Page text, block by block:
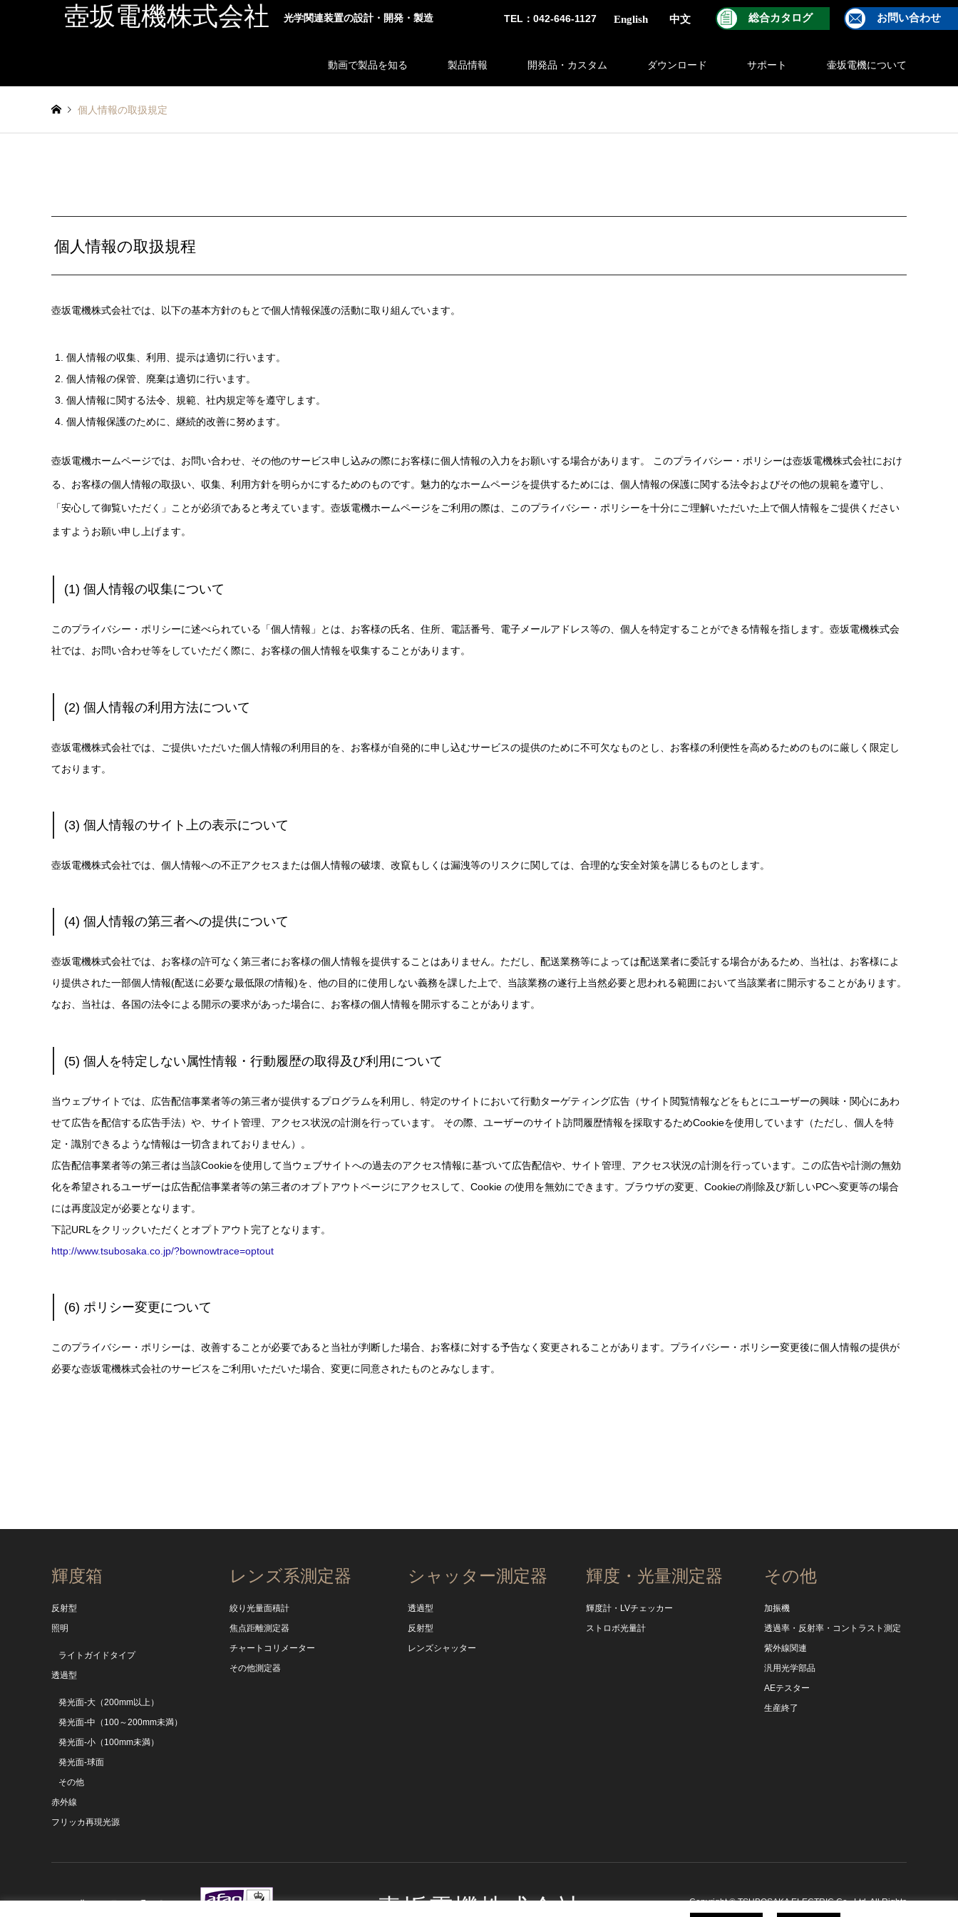
壺坂電機株式会社 光学関連装置の設計・開発・製造 TEL：042-646-1127 English 中文 総合カタログ お問い合わせ
動画で製品を知る 製品情報 開発品・カスタム ダウンロード サポート 壷坂電機について
個人情報の取扱規定
個人情報の取扱規程
壺坂電機株式会社では、以下の基本方針のもとで個人情報保護の活動に取り組んでいます。
個人情報の収集、利用、提示は適切に行います。
個人情報の保管、廃棄は適切に行います。
個人情報に関する法令、規範、社内規定等を遵守します。
個人情報保護のために、継続的改善に努めます。
壺坂電機ホームページでは、お問い合わせ、その他のサービス申し込みの際にお客様に個人情報の入力をお願いする場合があります。 このプライバシー・ポリシーは壺坂電機株式会社におけ
る、お客様の個人情報の取扱い、収集、利用方針を明らかにするためのものです。魅力的なホームページを提供するためには、個人情報の保護に関する法令およびその他の規範を遵守し、
「安心して御覧いただく」ことが必須であると考えています。壺坂電機ホームページをご利用の際は、このプライバシー・ポリシーを十分にご理解いただいた上で個人情報をご提供ください
ますようお願い申し上げます。
(1) 個人情報の収集について
このプライバシー・ポリシーに述べられている「個人情報」とは、お客様の氏名、住所、電話番号、電子メールアドレス等の、個人を特定することができる情報を指します。壺坂電機株式会
社では、お問い合わせ等をしていただく際に、お客様の個人情報を収集することがあります。
(2) 個人情報の利用方法について
壺坂電機株式会社では、ご提供いただいた個人情報の利用目的を、お客様が自発的に申し込むサービスの提供のために不可欠なものとし、お客様の利便性を高めるためのものに厳しく限定し
ております。
(3) 個人情報のサイト上の表示について
壺坂電機株式会社では、個人情報への不正アクセスまたは個人情報の破壊、改竄もしくは漏洩等のリスクに関しては、合理的な安全対策を講じるものとします。
(4) 個人情報の第三者への提供について
壺坂電機株式会社では、お客様の許可なく第三者にお客様の個人情報を提供することはありません。ただし、配送業務等によっては配送業者に委託する場合があるため、当社は、お客様によ
り提供された一部個人情報(配送に必要な最低限の情報)を、他の目的に使用しない義務を課した上で、当該業務の遂行上当然必要と思われる範囲において当該業者に開示することがあります。
なお、当社は、各国の法令による開示の要求があった場合に、お客様の個人情報を開示することがあります。
(5) 個人を特定しない属性情報・行動履歴の取得及び利用について
当ウェブサイトでは、広告配信事業者等の第三者が提供するプログラムを利用し、特定のサイトにおいて行動ターゲティング広告（サイト閲覧情報などをもとにユーザーの興味・関心にあわ
せて広告を配信する広告手法）や、サイト管理、アクセス状況の計測を行っています。 その際、ユーザーのサイト訪問履歴情報を採取するためCookieを使用しています（ただし、個人を特
定・識別できるような情報は一切含まれておりません）。
広告配信事業者等の第三者は当該Cookieを使用して当ウェブサイトへの過去のアクセス情報に基づいて広告配信や、サイト管理、アクセス状況の計測を行っています。この広告や計測の無効
化を希望されるユーザーは広告配信事業者等の第三者のオプトアウトページにアクセスして、Cookie の使用を無効にできます。ブラウザの変更、Cookieの削除及び新しいPCへ変更等の場合
には再度設定が必要となります。
下記URLをクリックいただくとオプトアウト完了となります。
http://www.tsubosaka.co.jp/?bownowtrace=optout
(6) ポリシー変更について
このプライバシー・ポリシーは、改善することが必要であると当社が判断した場合、お客様に対する予告なく変更されることがあります。プライバシー・ポリシー変更後に個人情報の提供が
必要な壺坂電機株式会社のサービスをご利用いただいた場合、変更に同意されたものとみなします。
輝度箱
反射型
照明
ライトガイドタイプ
透過型
発光面-大（200mm以上）
発光面-中（100～200mm未満）
発光面-小（100mm未満）
発光面-球面
その他
赤外線
フリッカ再現光源
レンズ系測定器
絞り光量面積計
焦点距離測定器
チャートコリメーター
その他測定器
シャッター測定器
透過型
反射型
レンズシャッター
輝度・光量測定器
輝度計・LVチェッカー
ストロボ光量計
その他
加振機
透過率・反射率・コントラスト測定
紫外線関連
汎用光学部品
AEテスター
生産終了
壷坂電機株式会社 Copyright©TSUBOSAKA ELECTRIC Co., Ltd. All Rights